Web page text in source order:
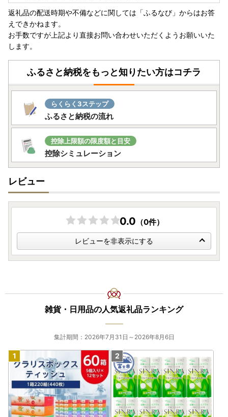
返礼品の配送時期や不備などに関しては「ふるなび」からはお答
えできかねます。
お手数ですが上記より直接お問い合わせいただくようお願いいた
します。
ふるさと納税をもっと知りたい方はコチラ
らくらく3ステップ
ふるさと納税の流れ
控除上限額の限度額と目安
控除シミュレーション
レビュー
0.0 （0件）
レビューを非表示にする
雑貨・日用品の人気返礼品ランキング
集計期間：2026年7月31日～2026年8月6日